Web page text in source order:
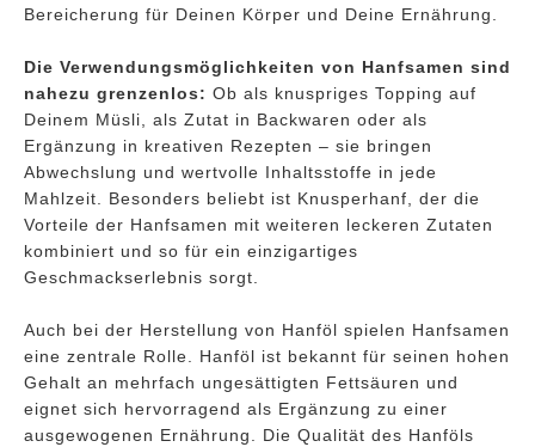
Bereicherung für Deinen Körper und Deine Ernährung.
Die Verwendungsmöglichkeiten von Hanfsamen sind
nahezu grenzenlos: Ob als knuspriges Topping auf
Deinem Müsli, als Zutat in Backwaren oder als
Ergänzung in kreativen Rezepten – sie bringen
Abwechslung und wertvolle Inhaltsstoffe in jede
Mahlzeit. Besonders beliebt ist Knusperhanf, der die
Vorteile der Hanfsamen mit weiteren leckeren Zutaten
kombiniert und so für ein einzigartiges
Geschmackserlebnis sorgt.
Auch bei der Herstellung von Hanföl spielen Hanfsamen
eine zentrale Rolle. Hanföl ist bekannt für seinen hohen
Gehalt an mehrfach ungesättigten Fettsäuren und
eignet sich hervorragend als Ergänzung zu einer
ausgewogenen Ernährung. Die Qualität des Hanföls